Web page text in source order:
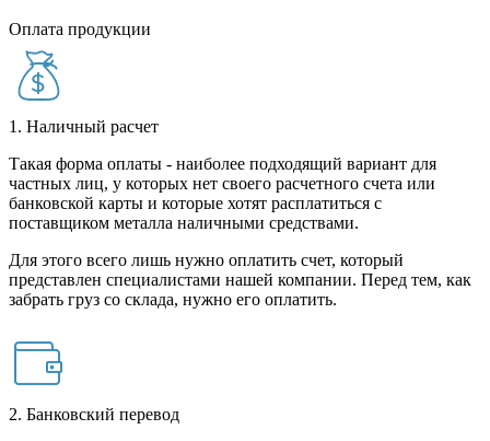
Оплата продукции
1. Наличный расчет
Такая форма оплаты - наиболее подходящий вариант для
частных лиц, у которых нет своего расчетного счета или
банковской карты и которые хотят расплатиться с
поставщиком металла наличными средствами.
Для этого всего лишь нужно оплатить счет, который
представлен специалистами нашей компании. Перед тем, как
забрать груз со склада, нужно его оплатить.
2. Банковский перевод